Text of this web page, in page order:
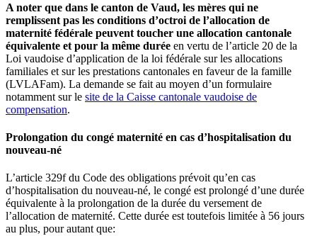
A noter que dans le canton de Vaud, les mères qui ne
remplissent pas les conditions d’octroi de l’allocation de
maternité fédérale peuvent toucher une allocation cantonale
équivalente et pour la même durée en vertu de l’article 20 de la
Loi vaudoise d’application de la loi fédérale sur les allocations
familiales et sur les prestations cantonales en faveur de la famille
(LVLAFam). La demande se fait au moyen d’un formulaire
notamment sur le site de la Caisse cantonale vaudoise de
compensation.
Prolongation du congé maternité en cas d’hospitalisation du
nouveau-né
L’article 329f du Code des obligations prévoit qu’en cas
d’hospitalisation du nouveau-né, le congé est prolongé d’une durée
équivalente à la prolongation de la durée du versement de
l’allocation de maternité. Cette durée est toutefois limitée à 56 jours
au plus, pour autant que: